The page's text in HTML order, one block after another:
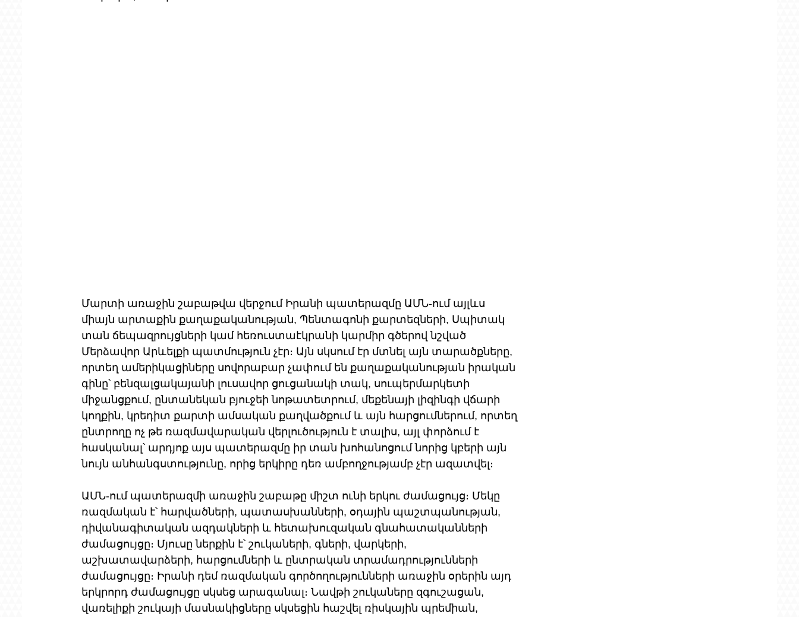
Մարտի առաջին շաբաթվա վերջում Իրանի պատերազմը ԱՄՆ-ում այլևս
միայն արտաքին քաղաքականության, Պենտագոնի քարտեզների, Սպիտակ
տան ճեպազրույցների կամ հեռուստաէկրանի կարմիր գծերով նշված
Մերձավոր Արևելքի պատմություն չէր։ Այն սկսում էր մտնել այն տարածքները,
որտեղ ամերիկացիները սովորաբար չափում են քաղաքականության իրական
գինը՝ բենզալցակայանի լուսավոր ցուցանակի տակ, սուպերմարկետի
միջանցքում, ընտանեկան բյուջեի նոթատետրում, մեքենայի լիզինգի վճարի
կողքին, կրեդիտ քարտի ամսական քաղվածքում և այն հարցումներում, որտեղ
ընտրողը ոչ թե ռազմավարական վերլուծություն է տալիս, այլ փորձում է
հասկանալ՝ արդյոք այս պատերազմը իր տան խոհանոցում նորից կբերի այն
նույն անհանգստությունը, որից երկիրը դեռ ամբողջությամբ չէր ազատվել։
ԱՄՆ-ում պատերազմի առաջին շաբաթը միշտ ունի երկու ժամացույց։ Մեկը
ռազմական է՝ հարվածների, պատասխանների, օդային պաշտպանության,
դիվանագիտական ազդակների և հետախուզական գնահատականների
ժամացույցը։ Մյուսը ներքին է՝ շուկաների, գների, վարկերի,
աշխատավարձերի, հարցումների և ընտրական տրամադրությունների
ժամացույցը։ Իրանի դեմ ռազմական գործողությունների առաջին օրերին այդ
երկրորդ ժամացույցը սկսեց արագանալ։ Նավթի շուկաները զգուշացան,
վառելիքի շուկայի մասնակիցները սկսեցին հաշվել ռիսկային պրեմիան,